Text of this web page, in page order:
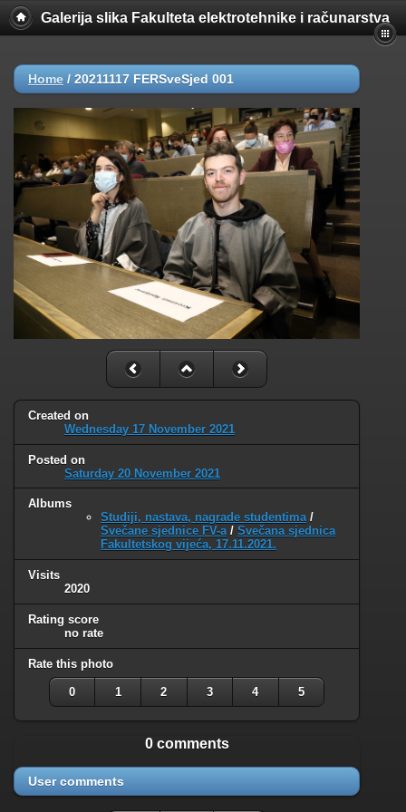
Galerija slika Fakulteta elektrotehnike i računarstva
Home / 20211117 FERSveSjed 001
Created on
Wednesday 17 November 2021
Posted on
Saturday 20 November 2021
Albums
Studiji, nastava, nagrade studentima/
Svečane sjednice FV-a/ Svečana sjednica
Fakultetskog vijeća, 17.11.2021.
Visits
2020
Rating score
no rate
Rate this photo
0 1 2 3 4 5
0 comments
User comments